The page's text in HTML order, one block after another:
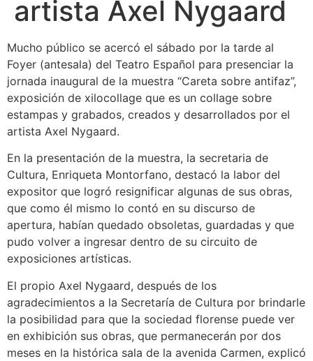
artista Axel Nygaard
Mucho público se acercó el sábado por la tarde al
Foyer (antesala) del Teatro Español para presenciar la
jornada inaugural de la muestra “Careta sobre antifaz”,
exposición de xilocollage que es un collage sobre
estampas y grabados, creados y desarrollados por el
artista Axel Nygaard.
En la presentación de la muestra, la secretaria de
Cultura, Enriqueta Montorfano, destacó la labor del
expositor que logró resignificar algunas de sus obras,
que como él mismo lo contó en su discurso de
apertura, habían quedado obsoletas, guardadas y que
pudo volver a ingresar dentro de su circuito de
exposiciones artísticas.
El propio Axel Nygaard, después de los
agradecimientos a la Secretaría de Cultura por brindarle
la posibilidad para que la sociedad florense puede ver
en exhibición sus obras, que permanecerán por dos
meses en la histórica sala de la avenida Carmen, explicó